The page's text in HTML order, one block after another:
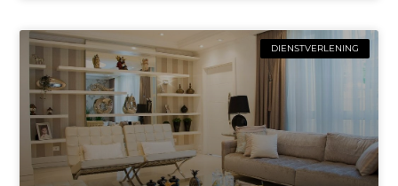
DIENSTVERLENING